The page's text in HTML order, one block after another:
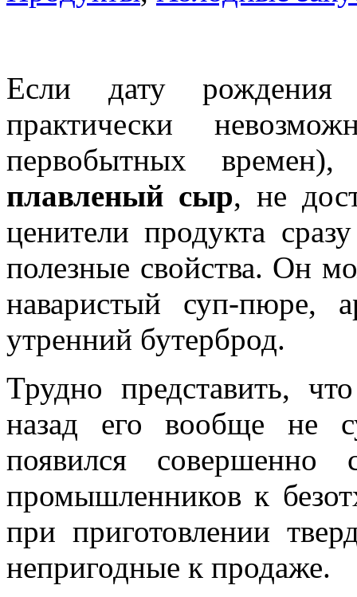
Если дату рождения
практически
первобытных
плавленый сыр, не
ценители продукта
полезные свойства. Он
наваристый суп-пюре,
утренний бутерброд.
Трудно представить,
назад его вообще не
появился совершенно
промышленников к
при приготовлении
непригодные к продаже.